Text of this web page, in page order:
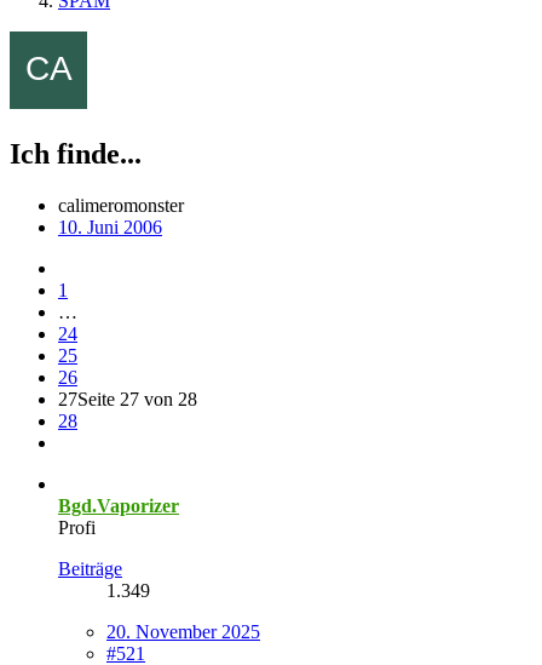
Ich finde...
calimeromonster
10. Juni 2006
1
…
24
25
26
27Seite 27 von 28
28
Bgd.Vaporizer
Profi
Beiträge
1.349
20. November 2025
#521